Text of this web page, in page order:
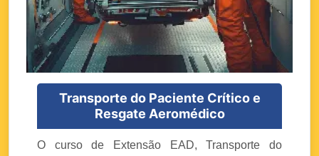
Transporte do Paciente Crítico e
Resgate Aeromédico
O curso de Extensão EAD, Transporte do